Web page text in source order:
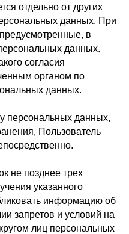
отдельно от других
данных. При
в
данных.
согласия
органом по
данных.
персональных данных,
Пользователь
не позднее трех
указанного
информацию об
запретов и условий на
лиц персональных